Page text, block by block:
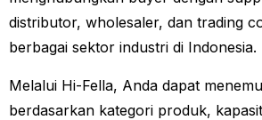
distributor, wholesaler, dan trading
berbagai sektor industri di Indonesia.
Melalui Hi-Fella, Anda dapat
berdasarkan kategori produk,